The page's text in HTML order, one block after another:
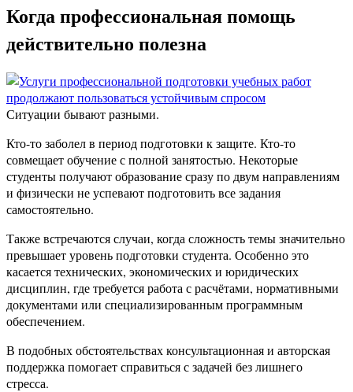
Когда профессиональная помощь
действительно полезна
Ситуации бывают разными.
Кто-то заболел в период подготовки к защите. Кто-то
совмещает обучение с полной занятостью. Некоторые
студенты получают образование сразу по двум направлениям
и физически не успевают подготовить все задания
самостоятельно.
Также встречаются случаи, когда сложность темы значительно
превышает уровень подготовки студента. Особенно это
касается технических, экономических и юридических
дисциплин, где требуется работа с расчётами, нормативными
документами или специализированным программным
обеспечением.
В подобных обстоятельствах консультационная и авторская
поддержка помогает справиться с задачей без лишнего
стресса.